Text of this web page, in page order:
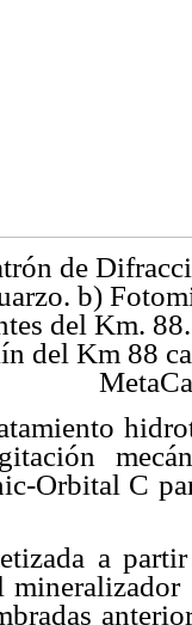
de
b)
del Km.
del Km 88
Orbital C
a